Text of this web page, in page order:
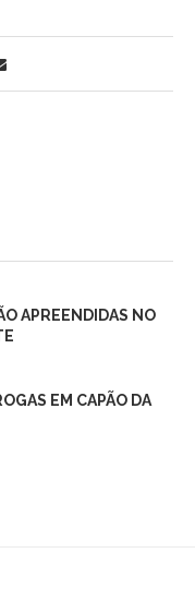
APREENDIDAS NO
EM CAPÃO DA